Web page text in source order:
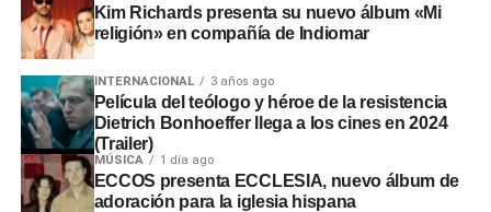
seguridad ante posibles inundaciones. Por ello, la
entidad fiscalizadora recomendó a las autoridades
locales y regionales adoptar medidas urgentes para
proteger viviendas, familias y zonas de cultivo.
Kim Richards presenta su nuevo álbum «Mi
religión» en compañía de Indiomar
INTERNACIONAL 3 años ago
Película del teólogo y héroe de la resistencia
Dietrich Bonhoeffer llega a los cines en 2024
(Trailer)
MÚSICA 1 día ago
ECCOS presenta ECCLESIA, nuevo álbum de
adoración para la iglesia hispana